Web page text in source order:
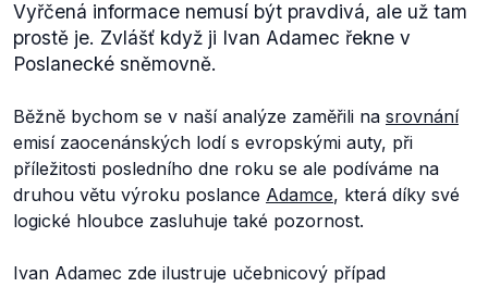
Vyřčená informace nemusí být pravdivá, ale už tam
prostě je. Zvlášť když ji Ivan Adamec řekne v
Poslanecké sněmovně.
Běžně bychom se v naší analýze zaměřili na srovnání
emisí zaocenánských lodí s evropskými auty, při
příležitosti posledního dne roku se ale podíváme na
druhou větu výroku poslance Adamce, která díky své
logické hloubce zasluhuje také pozornost.
Ivan Adamec zde ilustruje učebnicový případ